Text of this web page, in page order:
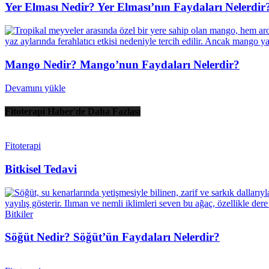
Yer Elması Nedir? Yer Elması’nın Faydaları
Mango Nedir? Mango’nun Faydaları Nelerdir?
Devamını yükle
Fitoterapi Haber'de Daha Fazlası
Fitoterapi
Bitkisel Tedavi
Bitkiler
Söğüt Nedir? Söğüt’ün Faydaları Nelerdir?